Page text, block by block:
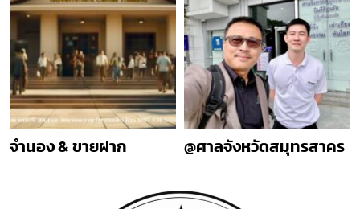
จำนอง & ขายฝาก @ศาลจังหวัดสมุทรสาคร